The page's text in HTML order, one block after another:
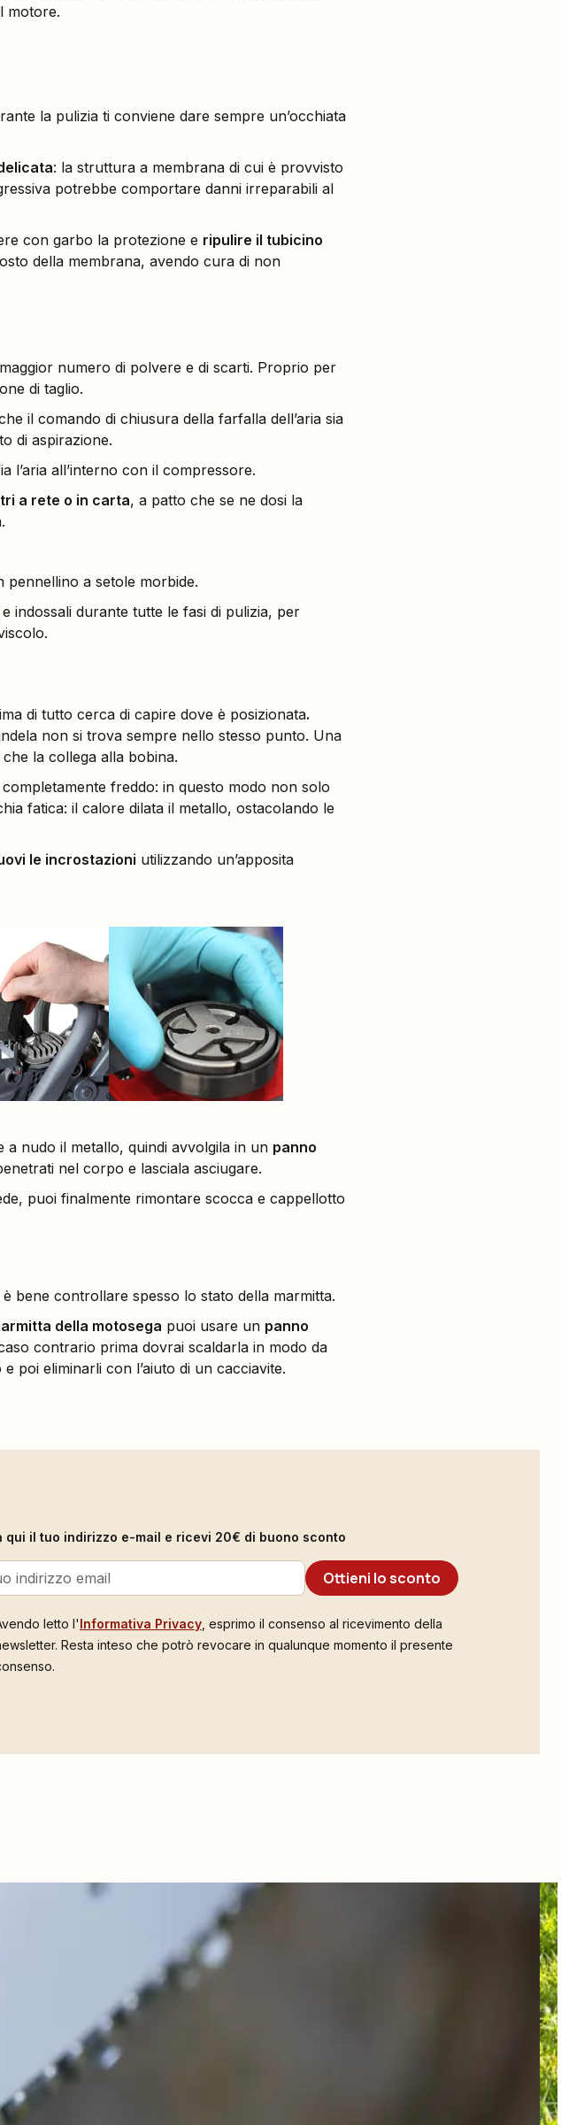
motore.
la pulizia ti conviene dare sempre un’occhiata
: la struttura a membrana di cui è provvisto
potrebbe comportare danni irreparabili al
con garbo la protezione e ripulire il tubicino
della membrana, avendo cura di non
numero di polvere e di scarti. Proprio per
di taglio.
il comando di chiusura della farfalla dell’aria sia
di aspirazione.
l’aria all’interno con il compressore.
a rete o in carta, a patto che se ne dosi la
pennellino a setole morbide.
e indossali durante tutte le fasi di pulizia, per
di tutto cerca di capire dove è posizionata.
non si trova sempre nello stesso punto. Una
la collega alla bobina.
freddo: in questo modo non solo
fatica: il calore dilata il metallo, ostacolando le
le incrostazioni utilizzando un’apposita
nudo il metallo, quindi avvolgila in un panno
nel corpo e lasciala asciugare.
puoi finalmente rimontare scocca e cappellotto
bene controllare spesso lo stato della marmitta.
della motosega puoi usare un panno
contrario prima dovrai scaldarla in modo da
poi eliminarli con l’aiuto di un cacciavite.
qui il tuo indirizzo e-mail e ricevi 20€ di buono sconto
Ottieni lo sconto
letto l'Informativa Privacy , esprimo il consenso al ricevimento della
Resta inteso che potrò revocare in qualunque momento il presente